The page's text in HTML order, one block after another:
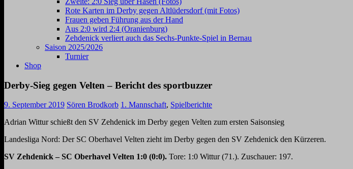
Rote Karten im Derby gegen Altlüdersdorf (mit Fotos)
Frauen geben Führung aus der Hand
Aus 2:0 wird 2:4 (Oranienburg)
Zehdenick verliert auch das Sechs-Punkte-Spiel in Bernau
Saison 2025/2026
Turnier
Shop
Derby-Sieg gegen Velten – Bericht des sportbuzzer
9. September 2019 Sören Brodkorb 1. Mannschaft, Spielberichte
Adrian Wittur schießt den SV Zehdenick im Derby gegen Velten zum ersten Saisonsieg
Landesliga Nord: Der SC Oberhavel Velten zieht im Derby gegen den SV Zehdenick den Kürzeren.
SV Zehdenick – SC Oberhavel Velten 1:0 (0:0). Tore: 1:0 Wittur (71.). Zuschauer: 197.